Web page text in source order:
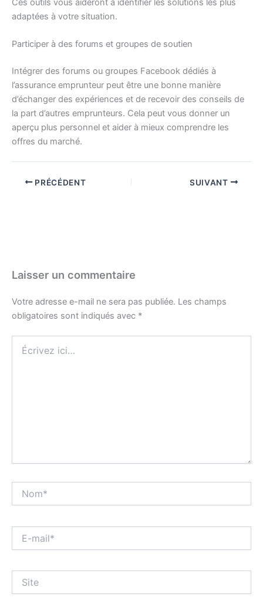
Ces outils vous aideront à identifier les solutions les plus
adaptées à votre situation.
Participer à des forums et groupes de soutien
Intégrer des forums ou groupes Facebook dédiés à
l’assurance emprunteur peut être une bonne manière
d’échanger des expériences et de recevoir des conseils de
la part d’autres emprunteurs. Cela peut vous donner un
aperçu plus personnel et aider à mieux comprendre les
offres du marché.
PRÉCÉDENT SUIVANT
Laisser un commentaire
Votre adresse e-mail ne sera pas publiée. Les champs
obligatoires sont indiqués avec *
ici…
mail*